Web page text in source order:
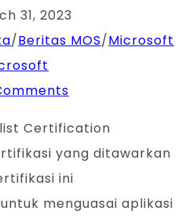
31, 2023
/Beritas MOS/Microsoft
Certification
yang ditawarkan
ini
menguasai aplikasi